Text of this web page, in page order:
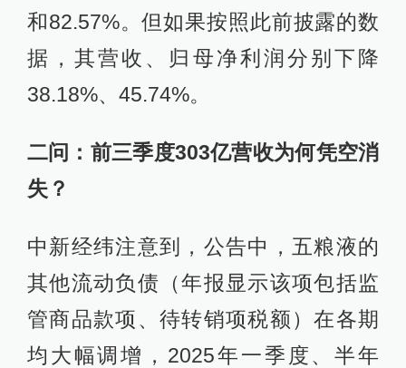
和82.57%。但如果按照此前披露的数
据，其营收、归母净利润分别下降
38.18%、45.74%。
二问：前三季度303亿营收为何凭空消
失？
中新经纬注意到，公告中，五粮液的
其他流动负债（年报显示该项包括监
管商品款项、待转销项税额）在各期
均大幅调增，2025年一季度、半年